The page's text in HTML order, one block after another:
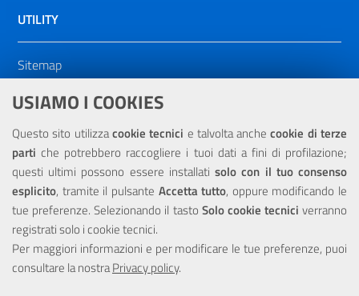
USIAMO I COOKIES
Questo sito utilizzacookie tecnici e talvolta anchecookie di terze
parti che potrebbero raccogliere i tuoi dati a fini di profilazione;
questi ultimi possono essere installatisolo con il tuo consenso
esplicito, tramite il pulsante Accetta tutto, oppure modificando le
tue preferenze. Selezionando il tasto Solo cookie tecnici verranno
registrati solo i cookie tecnici.
Per maggiori informazioni e per modificare le tue preferenze, puoi
consultare la nostraPrivacy policy.
UTILITY
Sitemap
Dichiarazione di accessibilità
NOTE LEGALI
Privacy
Portale realizzato con la partecipazione finanziaria dell'Unione
Europea tramite i fondi del POR Sicilia 2000/2006 Misura 6.05 -